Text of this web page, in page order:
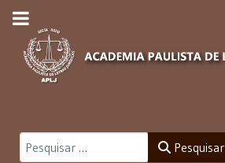
Pesquisar Pesquisar